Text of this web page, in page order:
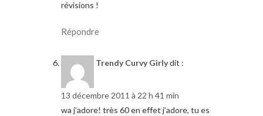
révisions !
Répondre
Trendy Curvy Girlydit :
13 décembre 2011 à 22 h 41 min
wa j’adore! très 60 en effet j’adore, tu es